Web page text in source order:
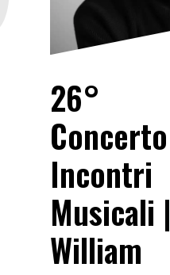
26°
Concerto
Incontri
Musicali |
William